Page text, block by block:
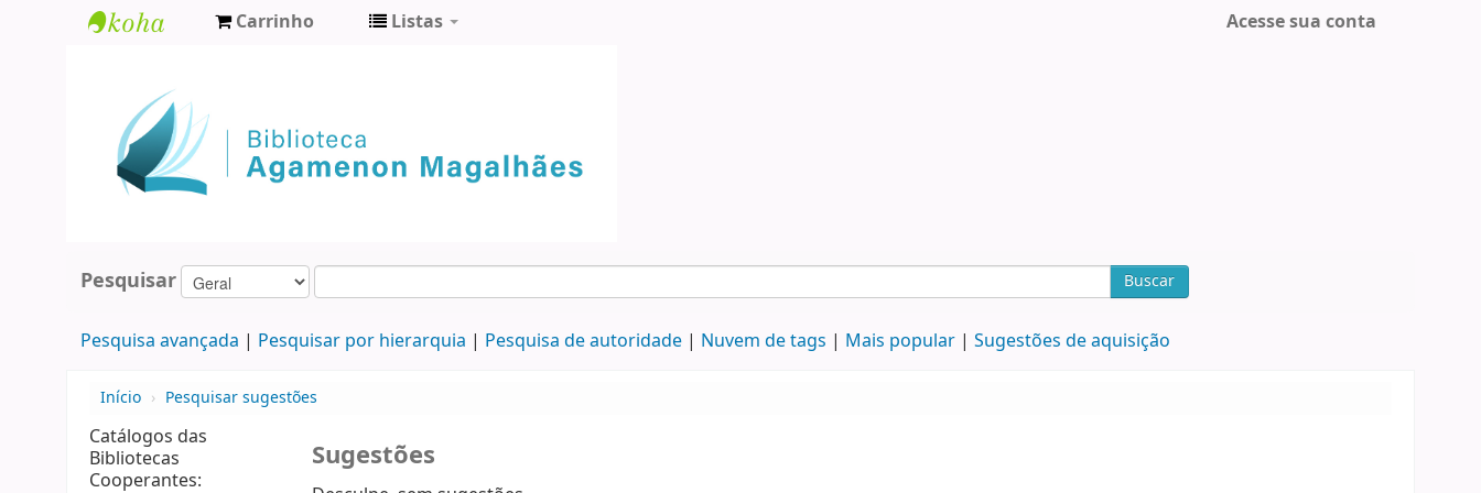
Agamenon
Magalhães
Carrinho Listas Acesse sua conta
Pesquisar Buscar
Pesquisa avançada Pesquisar por hierarquia Pesquisa de autoridade Nuvem de tags Mais popular Sugestões de aquisição
Início › Pesquisar sugestões
Catálogos das
Bibliotecas
Cooperantes:
Sugestões